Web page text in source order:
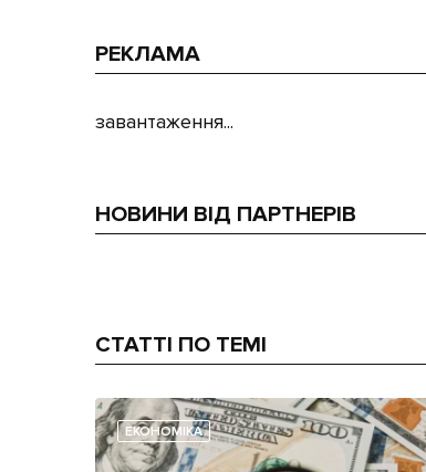
РЕКЛАМА
завантаження...
НОВИНИ ВІД ПАРТНЕРІВ
СТАТТІ ПО ТЕМІ
ЕКОНОМІКА